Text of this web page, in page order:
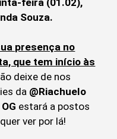
feira (01.02),
Souza.
presença no
que tem início às
deixe de nos
da @Riachuelo
estará a postos
ver por lá!